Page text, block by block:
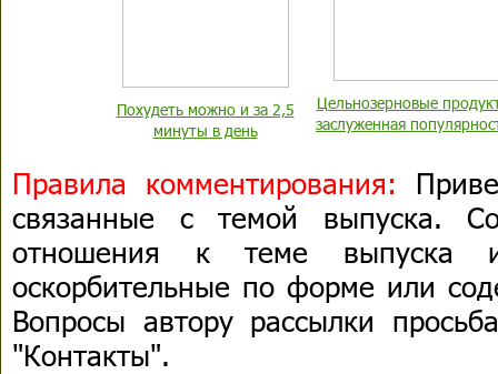
Похудеть можно и за 2,5
минуты в день
Цельнозерновые
заслуженная
Правила комментирования:
связанные с темой выпуска.
отношения к теме выпуска
оскорбительные по форме или
Вопросы автору рассылки
"Контакты".